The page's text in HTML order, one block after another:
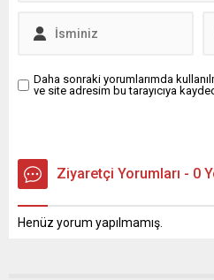
Daha sonraki yorumlarımda
ve site adresim bu tarayıcıya
Ziyaretçi Yorumları - 0
Henüz yorum yapılmamış.